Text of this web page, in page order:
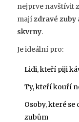
nejprve navštívit
majízdravé zuby
skvrny.
Je ideální pro:
Lidi, kteří piji
Ty, kteří kouří
Osoby, které
zubům